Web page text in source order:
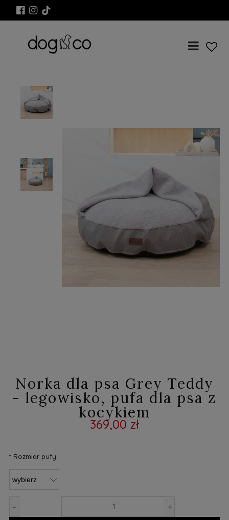
Norka dla psa Grey Teddy
- legowisko, pufa dla psa z
kocykiem
369,00 zł
*Rozmiar pufy:
- +